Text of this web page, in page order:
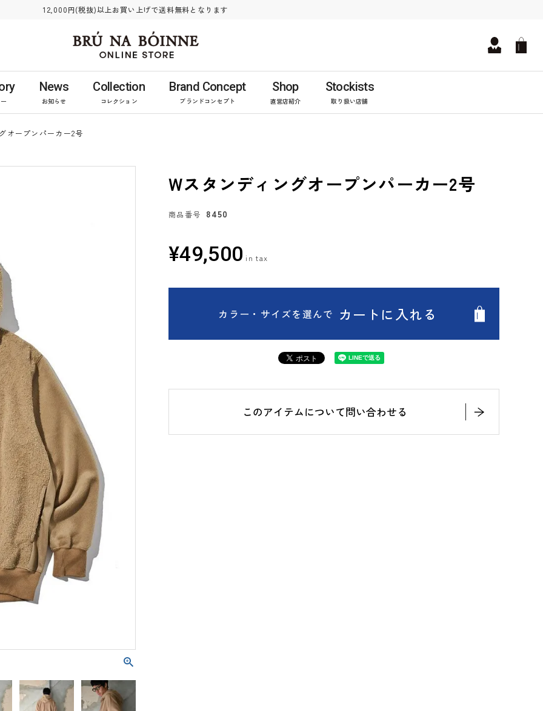
12,000円(税抜)以上お買い上げで送料無料となります
News
お知らせ
Collection
コレクション
Brand Concept
ブランドコンセプト
Shop
直営店紹介
Stockists
取り扱い店舗
オープンパーカー2号
Wスタンディングオープンパーカー2号
商品番号 8450
¥49,500
カラー・サイズを選んで カートに入れる
このアイテムについて問い合わせる